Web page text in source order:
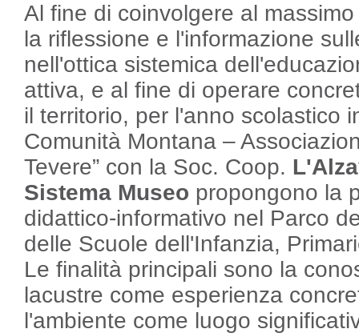
Al fine di coinvolgere al
la riflessione e l'informazione
nell'ottica sistemica
attiva, e al fine di operare
il territorio, per l'anno scolastico
Comunità Montana –
Tevere” con la Soc. Coop.
Sistema Museo propongono la
didattico-informativo nel Parco
delle Scuole dell'Infanzia,
Le finalità principali sono la
lacustre come esperienza
l'ambiente come luogo